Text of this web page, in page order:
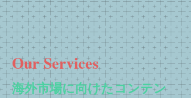
Our Services
海外市場に向けたコンテン